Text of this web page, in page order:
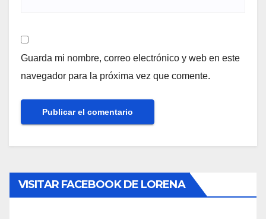
Guarda mi nombre, correo electrónico y web en este
navegador para la próxima vez que comente.
VISITAR FACEBOOK DE LORENA